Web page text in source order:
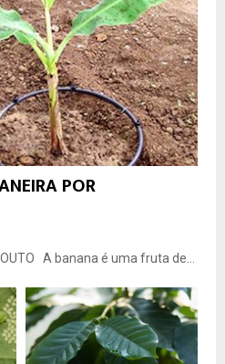
POR
A banana é uma fruta de...